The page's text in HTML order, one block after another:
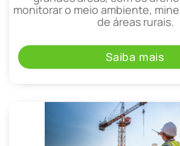
monitorar o meio ambiente,
de áreas rurais.
Saiba mais